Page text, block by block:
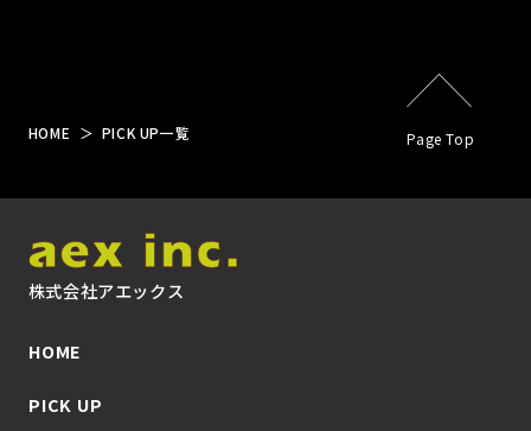
HOME PICK UP一覧 Page Top
株式会社アエックス
HOME
PICK UP